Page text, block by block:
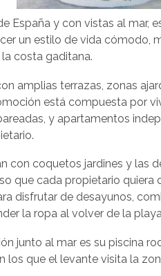
España y con vistas al mar,
un estilo de vida cómodo,
costa gaditana.
amplias terrazas, zonas
está compuesta por
y apartamentos
con coquetos jardines y las
que cada propietario quiera
disfrutar de desayunos,
la ropa al volver de la
junto al mar es su piscina
los que el levante visita la